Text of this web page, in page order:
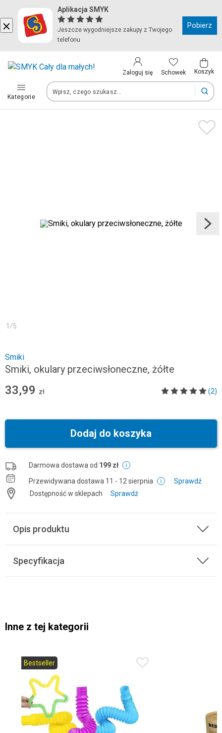
Aplikacja SMYK
Jeszcze wygodniejsze zakupy z Twojego
telefonu
Pobierz
Zaloguj się Schowek Koszyk
Kategorie
Kraj i język
Polska (Poland)
Twoje zamówienia dostarczymy na teren wybranego kraju.
Zapisz
1 /5
Smiki
Smiki, okulary przeciwsłoneczne, żółte
33,99 zł (2)
Dodaj do koszyka
Darmowa dostawa od 199 zł
Przewidywana dostawa 11 - 12 sierpnia
Sprawdź
Dostępność w sklepach
Sprawdź
Opis produktu
Specyfikacja
Inne z tej kategorii
Bestseller